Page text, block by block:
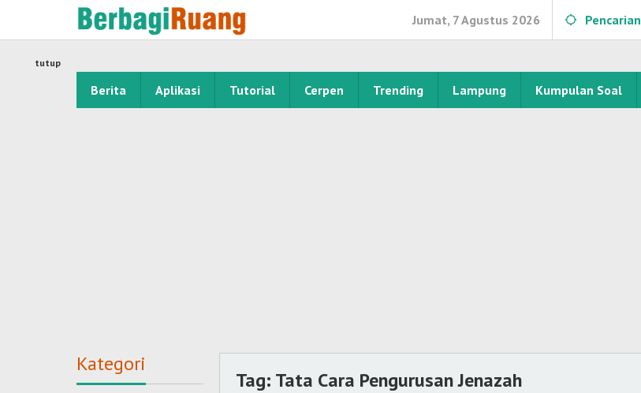
Jumat, 7 Agustus 2026 Pencarian
Berita Aplikasi Tutorial Cerpen Trending Lampung Kumpulan Soal
tutup
Kategori
Tag: Tata Cara Pengurusan Jenazah